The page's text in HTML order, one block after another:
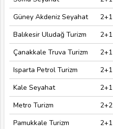
Güney Akdeniz Seyahat
2+1
Balıkesir Uludağ Turizm
2+1
Çanakkale Truva Turizm
2+1
Isparta Petrol Turizm
2+1
Kale Seyahat
2+1
Metro Turizm
2+2
Pamukkale Turizm
2+1